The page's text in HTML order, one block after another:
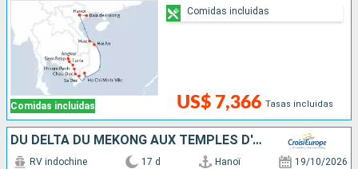
Comidas incluidas US$ 7,366 Tasas incluidas
Comidas incluidas
DU DELTA DU MÉKONG AUX TEMPLES D'ANGKOR, LES VILLES IMPÉRIALES, HANOÏ ET LA BAIE D'ALONG (FORMULE PORT/PORT)
RV indochine 17 d Hanoï 19/10/2026